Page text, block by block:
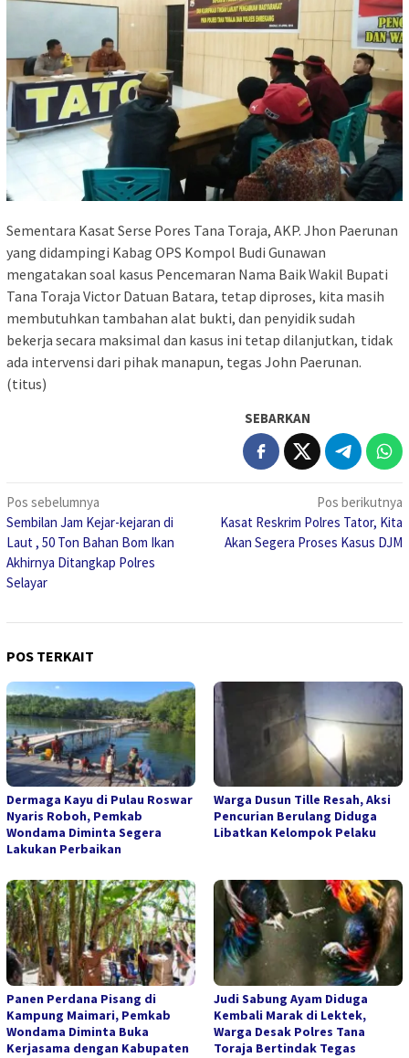
Sementara Kasat Serse Pores Tana Toraja, AKP. Jhon Paerunan
yang didampingi Kabag OPS Kompol Budi Gunawan
mengatakan soal kasus Pencemaran Nama Baik Wakil Bupati
Tana Toraja Victor Datuan Batara, tetap diproses, kita masih
membutuhkan tambahan alat bukti, dan penyidik sudah
bekerja secara maksimal dan kasus ini tetap dilanjutkan, tidak
ada intervensi dari pihak manapun, tegas John Paerunan.
(titus)
SEBARKAN
Navigasi
pos
Pos sebelumnya
Sembilan Jam Kejar-kejaran di
Laut , 50 Ton Bahan Bom Ikan
Akhirnya Ditangkap Polres
Selayar
Pos berikutnya
Kasat Reskrim Polres Tator, Kita
Akan Segera Proses Kasus DJM
POS TERKAIT
Dermaga Kayu di Pulau Roswar
Nyaris Roboh, Pemkab
Wondama Diminta Segera
Lakukan Perbaikan
Warga Dusun Tille Resah, Aksi
Pencurian Berulang Diduga
Libatkan Kelompok Pelaku
Panen Perdana Pisang di
Kampung Maimari, Pemkab
Wondama Diminta Buka
Kerjasama dengan Kabupaten
Judi Sabung Ayam Diduga
Kembali Marak di Lektek,
Warga Desak Polres Tana
Toraja Bertindak Tegas